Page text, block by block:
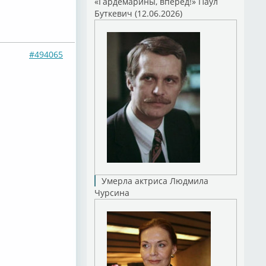
#494065
Буткевич (12.06.2026)
Умерла актриса Людмила
Чурсина